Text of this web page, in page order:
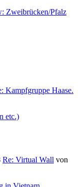
Zweibrücken/Pfalz
Kampfgruppe Haase.
etc.)
Re: Virtual Wall von